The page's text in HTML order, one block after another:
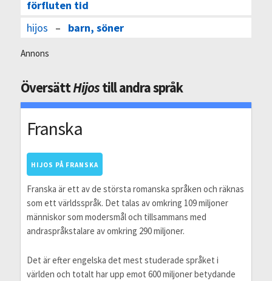
förfluten tid
hijos – barn, söner
Annons
ÖversättHijostill andra språk
Franska
HIJOS PÅ FRANSKA
Franska är ett av de största romanska språken och räknas
som ett världsspråk. Det talas av omkring 109 miljoner
människor som modersmål och tillsammans med
andraspråkstalare av omkring 290 miljoner.
Det är efter engelska det mest studerade språket i
världen och totalt har upp emot 600 miljoner betydande